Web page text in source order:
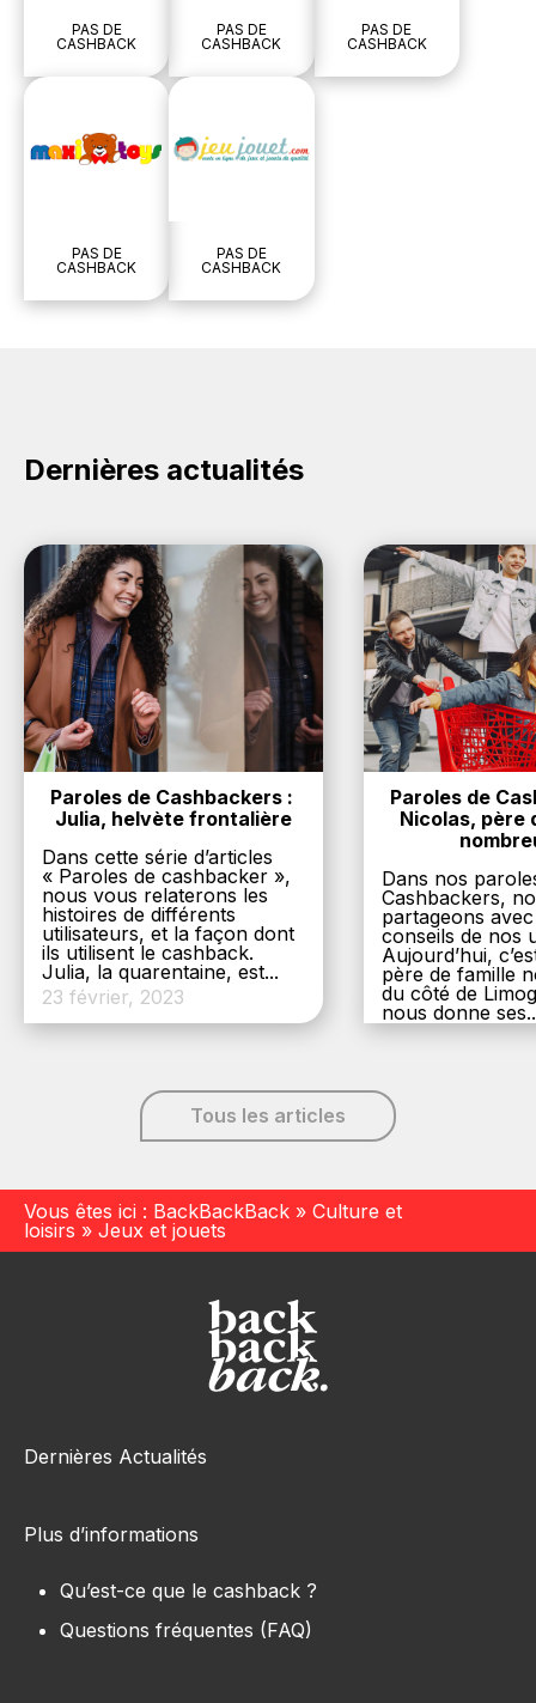
PAS DE
CASHBACK
PAS DE
CASHBACK
PAS DE
CASHBACK
PAS DE
CASHBACK
PAS DE
CASHBACK
Dernières actualités
Paroles de Cashbackers :
Julia, helvète frontalière
Dans cette série d’articles
« Paroles de cashbacker »,
nous vous relaterons les
histoires de différents
utilisateurs, et la façon dont
ils utilisent le cashback.
Julia, la quarentaine, est...
23 février, 2023
Paroles de
Nicolas, père
Dans nos
Cashbackers,
partageons
conseils de nos
Aujourd’hui,
père de famille
du côté de
nous donne
Tous les articles
Vous êtes ici : BackBackBack » Culture et
loisirs » Jeux et jouets
Dernières Actualités
Plus d’informations
Qu’est-ce que le cashback ?
Questions fréquentes (FAQ)